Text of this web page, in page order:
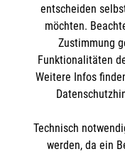
Anmelden
vorherige 1
nächste
entscheiden
möchten.
Zustimmung
Funktionalitäten
Weitere Infos
Technisch
werden, da ein